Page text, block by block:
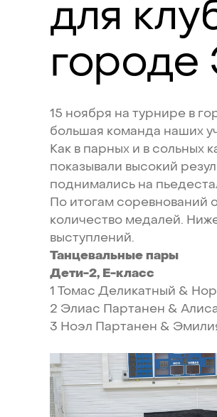
для
городе
15 ноября на турнире в
большая команда наших
Как в парных и в сольных
показывали высокий
поднимались на
По итогам соревнований
количество медалей.
выступлений.
Танцевальныепары
Дети-2, Е-класс
1 Томас Деликатный &
2 Элиас Партанен &
3 Ноэл Партанен &